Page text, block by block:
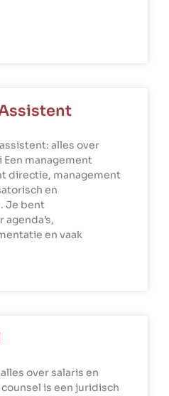
alles over
Een management
directie, management
en
Je bent
en vaak
over salaris en
is een juridisch